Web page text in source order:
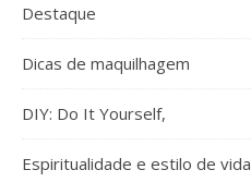
Destaque
Dicas de maquilhagem
DIY: Do It Yourself,
Espiritualidade e estilo de vida